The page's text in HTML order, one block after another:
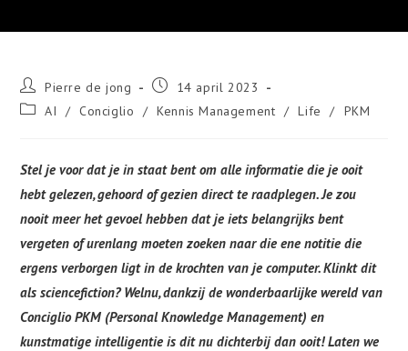
Bericht
auteur:
Pierre de jong
Bericht
op:
14 april 2023
Berichtcategorie:
AI / Conciglio / Kennis Management / Life / PKM
Stel je voor dat je in staat bent om alle informatie die je ooit
hebt gelezen, gehoord of gezien direct te raadplegen. Je zou
nooit meer het gevoel hebben dat je iets belangrijks bent
vergeten of urenlang moeten zoeken naar die ene notitie die
ergens verborgen ligt in de krochten van je computer. Klinkt dit
als sciencefiction? Welnu, dankzij de wonderbaarlijke wereld van
Conciglio PKM (Personal Knowledge Management) en
kunstmatige intelligentie is dit nu dichterbij dan ooit! Laten we